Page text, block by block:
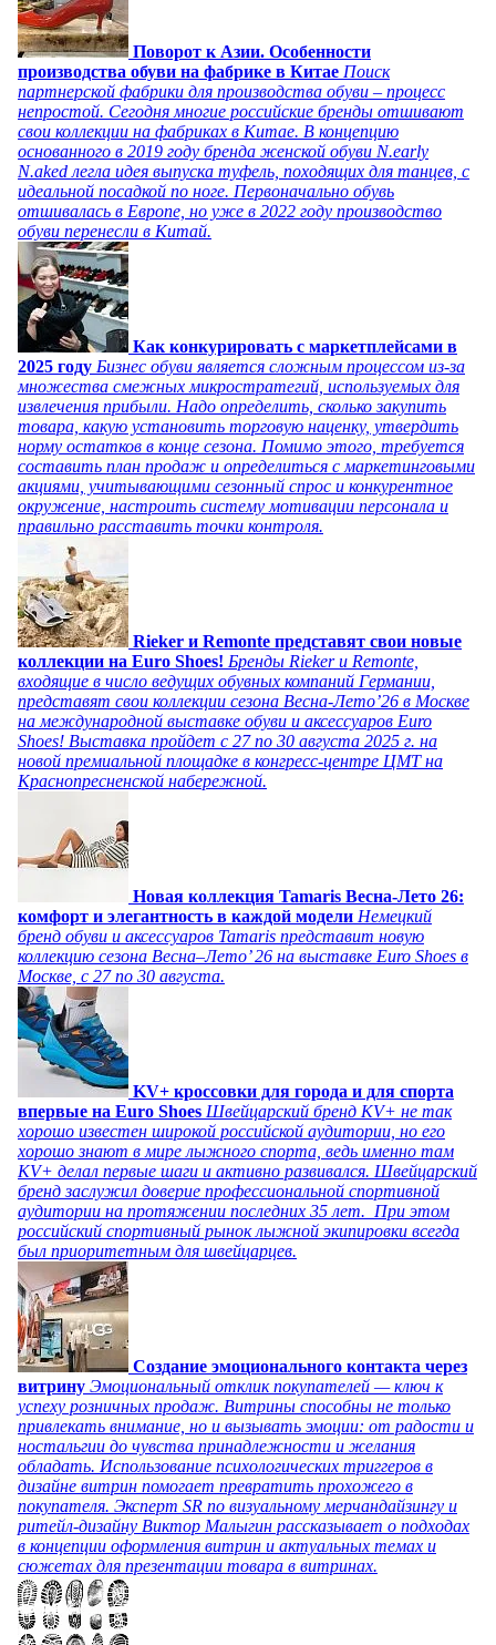
Поворот к Азии. Особенности
производства обуви на фабрике в Китае Поиск
партнерской фабрики для производства обуви – процесс
непростой. Сегодня многие российские бренды отшивают
свои коллекции на фабриках в Китае. В концепцию
основанного в 2019 году бренда женской обуви N.early
N.aked легла идея выпуска туфель, походящих для танцев, с
идеальной посадкой по ноге. Первоначально обувь
отшивалась в Европе, но уже в 2022 году производство
обуви перенесли в Китай.
Как конкурировать с маркетплейсами в
2025 году Бизнес обуви является сложным процессом из-за
множества смежных микростратегий, используемых для
извлечения прибыли. Надо определить, сколько закупить
товара, какую установить торговую наценку, утвердить
норму остатков в конце сезона. Помимо этого, требуется
составить план продаж и определиться с маркетинговыми
акциями, учитывающими сезонный спрос и конкурентное
окружение, настроить систему мотивации персонала и
правильно расставить точки контроля.
Rieker и Remonte представят свои новые
коллекции на Euro Shoes! Бренды Rieker и Remonte,
входящие в число ведущих обувных компаний Германии,
представят свои коллекции сезона Весна-Лето’26 в Москве
на международной выставке обуви и аксессуаров Euro
Shoes! Выставка пройдет c 27 по 30 августа 2025 г. на
новой премиальной площадке в конгресс-центре ЦМТ на
Краснопресненской набережной.
Новая коллекция Tamaris Весна-Лето 26:
комфорт и элегантность в каждой модели Немецкий
бренд обуви и аксессуаров Tamaris представит новую
коллекцию сезона Весна–Лето’ 26 на выставке Euro Shoes в
Москве, с 27 по 30 августа.
KV+ кроссовки для города и для спорта
впервые на Euro Shoes Швейцарский бренд KV+ не так
хорошо известен широкой российской аудитории, но его
хорошо знают в мире лыжного спорта, ведь именно там
KV+ делал первые шаги и активно развивался. Швейцарский
бренд заслужил доверие профессиональной спортивной
аудитории на протяжении последних 35 лет. При этом
российский спортивный рынок лыжной экипировки всегда
был приоритетным для швейцарцев.
Создание эмоционального контакта через
витрину Эмоциональный отклик покупателей — ключ к
успеху розничных продаж. Витрины способны не только
привлекать внимание, но и вызывать эмоции: от радости и
ностальгии до чувства принадлежности и желания
обладать. Использование психологических триггеров в
дизайне витрин помогает превратить прохожего в
покупателя. Эксперт SR по визуальному мерчандайзингу и
ритейл-дизайну Виктор Малыгин рассказывает о подходах
в концепции оформления витрин и актуальных темах и
сюжетах для презентации товара в витринах.